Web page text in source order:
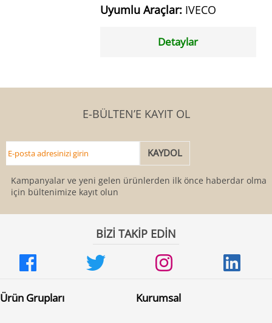
Uyumlu Araçlar: IVECO
Detaylar
E-BÜLTEN’E KAYIT OL
Kampanyalar ve yeni gelen ürünlerden ilk önce haberdar olmak
için bültenimize kayıt olun
BİZİ TAKİP EDİN
Ürün Grupları Kurumsal